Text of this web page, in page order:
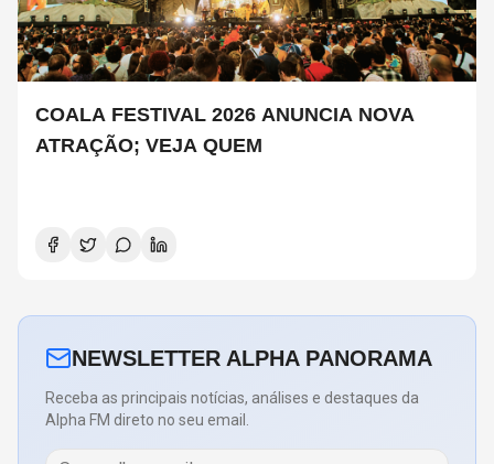
COALA FESTIVAL 2026 ANUNCIA NOVA
ATRAÇÃO; VEJA QUEM
NEWSLETTER ALPHA PANORAMA
Receba as principais notícias, análises e destaques da
Alpha FM direto no seu email.